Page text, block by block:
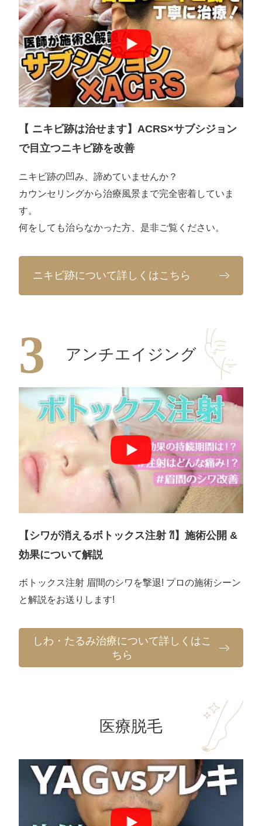
【 ニキビ跡は治せます】ACRS×サブシジョン
で目立つニキビ跡を改善
ニキビ跡の凹み、諦めていませんか？
カウンセリングから治療風景まで完全密着していま
す。
何をしても治らなかった方、是非ご覧ください。
ニキビ跡について詳しくはこちら
アンチエイジング
【シワが消えるボトックス注射 ⁈】施術公開 &
効果について解説
ボトックス注射 眉間のシワを撃退! プロの施術シーン
と解説をお送りします!
しわ・たるみ治療について詳しくはこ
ちら
医療脱毛